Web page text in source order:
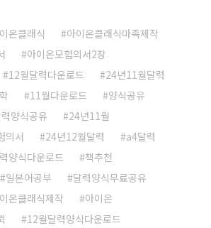
온클래식
아이온클래식마족제작
아이온모험의서2장
12월달력다운로드
24년11월달력
11월다운로드
양식공유
양식공유
24년11월
의서
24년12월달력
a4달력
양식다운로드
책추천
일본어공부
달력양식무료공유
온클래식제작
아이온
12월달력양식다운로드